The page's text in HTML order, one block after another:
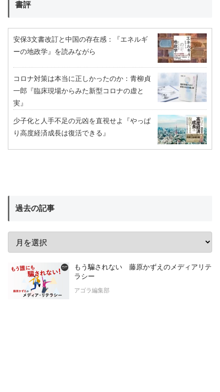
書評
安保3文書改訂と中国の存在感：『エネルギ
ーの地政学』を読みながら
コロナ対策は本当に正しかったのか：青柳貞
一郎『臨床現場からみた新型コロナの虚と
実』
少子化と人手不足の元凶を直視せよ『やっぱ
り高度経済成長は復活できる』
過去の記事
もう騙されない 藤原かずえのメディアリテ
ラシー
アゴラ編集部